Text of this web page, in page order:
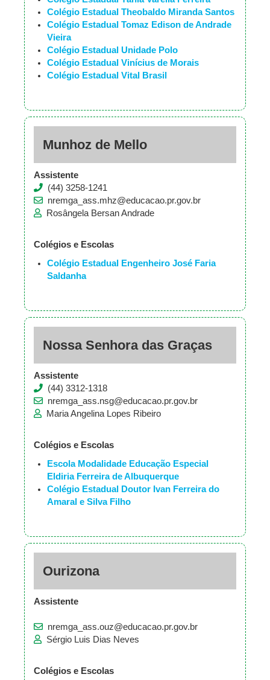
Colégio Estadual Theobaldo Miranda Santos
Colégio Estadual Tomaz Edison de Andrade
Vieira
Colégio Estadual Unidade Polo
Colégio Estadual Vinícius de Morais
Colégio Estadual Vital Brasil
Munhoz de Mello
Assistente
(44) 3258-1241
nremga_ass.mhz@educacao.pr.gov.br
Rosângela Bersan Andrade
Colégios e Escolas
Colégio Estadual Engenheiro José Faria
Saldanha
Nossa Senhora das Graças
Assistente
(44) 3312-1318
nremga_ass.nsg@educacao.pr.gov.br
Maria Angelina Lopes Ribeiro
Colégios e Escolas
Escola Modalidade Educação Especial
Eldiria Ferreira de Albuquerque
Colégio Estadual Doutor Ivan Ferreira do
Amaral e Silva Filho
Ourizona
Assistente
nremga_ass.ouz@educacao.pr.gov.br
Sérgio Luis Dias Neves
Colégios e Escolas